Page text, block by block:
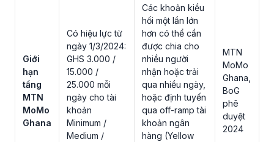
Giới
hạn
tầng
MTN
MoMo
Ghana
Có hiệu lực từ
ngày 1/3/2024:
GHS 3.000 /
15.000 /
25.000 mỗi
ngày cho tài
khoản
Minimum /
Medium /
Các khoản kiều
hối một lần lớn
hơn có thể cần
được chia cho
nhiều người
nhận hoặc trải
qua nhiều ngày,
hoặc định tuyến
qua off-ramp tài
khoản ngân
hàng (Yellow
MTN
MoMo
Ghana,
BoG
phê
duyệt
2024